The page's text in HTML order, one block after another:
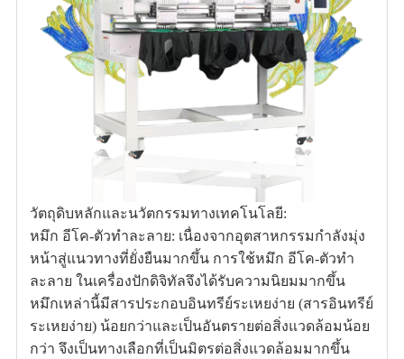
วัตถุดิบหลักและนวัตกรรมทางเทคโนโลยี:
หมึก อีโค-ตัวทำละลาย: เนื่องจากอุตสาหกรรมกำลังมุ่ง
หน้าสู่แนวทางที่ยั่งยืนมากขึ้น การใช้หมึก อีโค-ตัวทำ
ละลาย ในเครื่องปักดิจิทัลจึงได้รับความนิยมมากขึ้น
หมึกเหล่านี้มีสารประกอบอินทรีย์ระเหยง่าย (สารอินทรีย์
ระเหยง่าย) น้อยกว่าและเป็นอันตรายต่อสิ่งแวดล้อมน้อย
กว่า จึงเป็นทางเลือกที่เป็นมิตรต่อสิ่งแวดล้อมมากขึ้น